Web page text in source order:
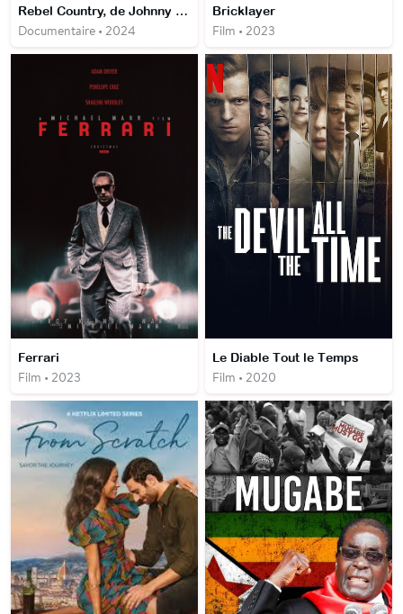
Rebel Country, de Johnny Cash à Lil Nas X
Documentaire • 2024
Bricklayer
Film • 2023
Ferrari
Film • 2023
Le Diable Tout le Temps
Film • 2020